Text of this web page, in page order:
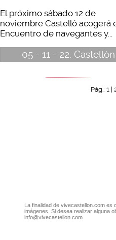
El próximo sábado 12 de
noviembre Castelló acogerá
Encuentro de navegantes y...
05 - 11 - 22, Castellón
Pág.:1 |
La finalidad de vivecastellon.com
imágenes. Si desea realizar alguna
info@vivecastellon.com